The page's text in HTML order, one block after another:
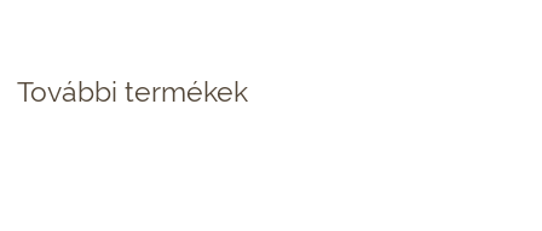
További termékek